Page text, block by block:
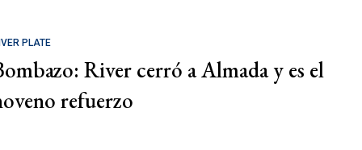
PLATE
River cerró a Almada y es el
refuerzo